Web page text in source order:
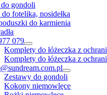
gondoli
fotelika, nosidełka
do karmienia
079
Komplety do łóżeczka z
Komplety do łóżeczka z
Zestawy do gondoli
Kokony niemowlęce